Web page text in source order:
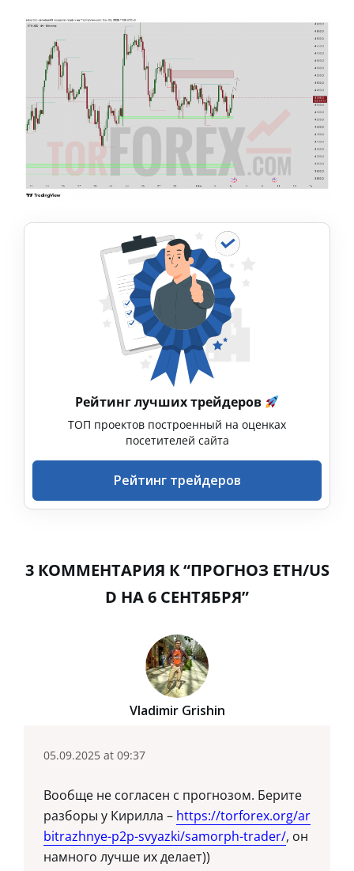
Рейтинг лучших трейдеров
ТОП проектов построенный на оценках
посетителей сайта
Рейтинг трейдеров
3 КОММЕНТАРИЯ К “ПРОГНОЗ ETH/US
D НА 6 СЕНТЯБРЯ”
Vladimir Grishin
05.09.2025 at 09:37
Вообще не согласен с прогнозом. Берите
разборы у Кирилла – https://torforex.org/ar
bitrazhnye-p2p-svyazki/samorph-trader/, он
намного лучше их делает))